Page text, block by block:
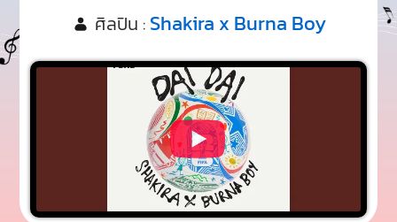
ศิลปิน : Shakira x Burna Boy